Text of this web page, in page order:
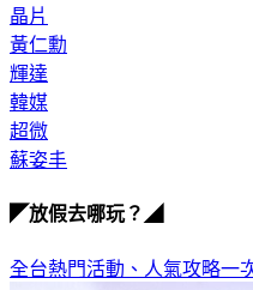
晶片
黃仁勳
輝達
韓媒
超微
蘇姿丰
◤放假去哪玩？◢
全台熱門活動、人氣攻略一